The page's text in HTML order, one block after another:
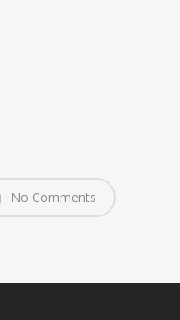
No Comments